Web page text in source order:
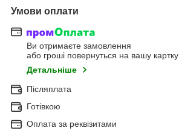
Умови оплати
Ви отримаєте замовлення
або гроші повернуться на вашу картку
Детальніше
Післяплата
Готівкою
Оплата за реквізитами